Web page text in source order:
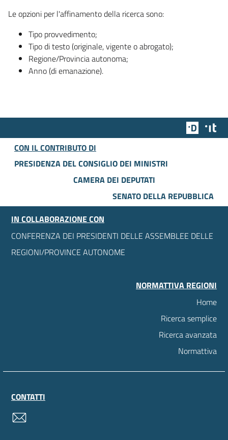
Le opzioni per l'affinamento della ricerca sono:
Tipo provvedimento;
Tipo di testo (originale, vigente o abrogato);
Regione/Provincia autonoma;
Anno (di emanazione).
Team
CON IL CONTRIBUTO DI
PRESIDENZA DEL CONSIGLIO DEI MINISTRI
CAMERA DEI DEPUTATI
SENATO DELLA REPUBBLICA
IN COLLABORAZIONE CON
CONFERENZA DEI PRESIDENTI DELLE ASSEMBLEE DELLE
REGIONI/PROVINCE AUTONOME
NORMATTIVA REGIONI
Home
Ricerca semplice
Ricerca avanzata
Normattiva
CONTATTI